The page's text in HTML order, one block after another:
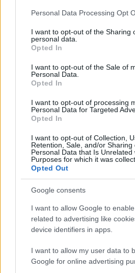
Please note that this website/app
not limited to your visit or usage
grant or deny consent to Google
use your data for below specified
consent section.
Personal Data Processing Opt
I want to opt-out of the Sharing
personal data.
Opted In
I want to opt-out of the Sale of
Personal Data.
Opted In
I want to opt-out of processing
Personal Data for Targeted
Opted In
I want to opt-out of Collection,
Retention, Sale, and/or Sharing
Personal Data that Is Unrelated
Purposes for which it was
Opted Out
Google consents
I want to allow Google to
related to advertising like
device identifiers in apps.
I want to allow my user data to
Google for online advertising
Stohl mellett Tóth Tibor,
Trencsényi József, Bodolai
Kovács Antal, László Martin
autóval indul.
Zagyva Dorka és Viszló
járművel.
A teljes, 38 fős nevezési lista